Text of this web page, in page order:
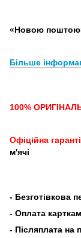
«Новою поштою»
Більше
100%
Офіційна
м'ячі
- Безготівкова
- Оплата
- Післяплата на